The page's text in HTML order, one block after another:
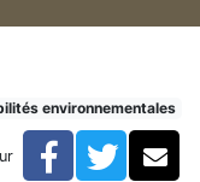
aux bâtiments
environnementales
Facebook